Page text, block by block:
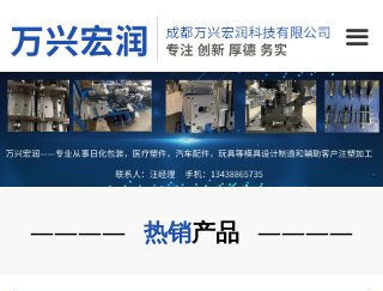
끀
———— 热销产品 ————